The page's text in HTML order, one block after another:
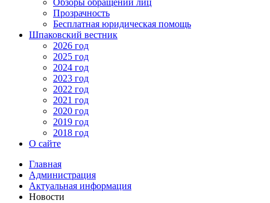
Обзоры обращений лиц
Прозрачность
Бесплатная юридическая помощь
Шпаковский вестник
2026 год
2025 год
2024 год
2023 год
2022 год
2021 год
2020 год
2019 год
2018 год
О сайте
Главная
Администрация
Актуальная информация
Новости